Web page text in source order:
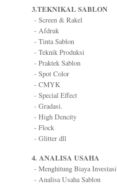
3.TEKNIKAL SABLON
- Screen & Rakel
- Afdruk
- Tinta Sablon
- Teknik Produksi
- Praktek Sablon
- Spot Color
- CMYK
- Special Effect
- Gradasi.
- High Dencity
- Flock
- Glitter dll
4. ANALISA USAHA
- Menghitung Biaya Investasi
- Analisa Usaha Sablon